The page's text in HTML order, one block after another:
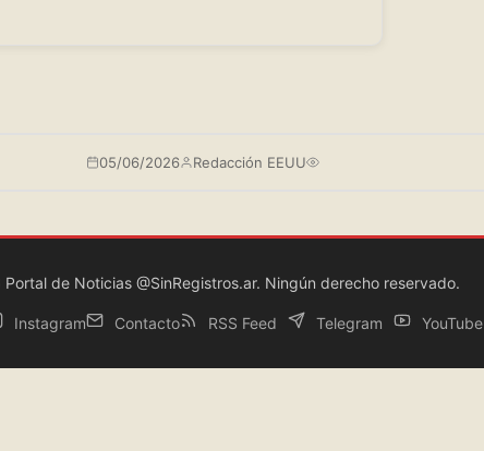
05/06/2026 Redacción EEUU
de Noticias @SinRegistros.ar. Ningún derecho reservado.
Instagram Contacto RSS Feed Telegram YouTube